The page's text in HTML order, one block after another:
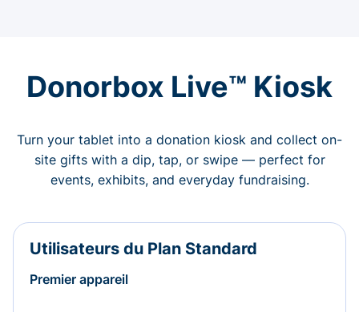
Donorbox Live™ Kiosk
Turn your tablet into a donation kiosk and collect on-
site gifts with a dip, tap, or swipe — perfect for
events, exhibits, and everyday fundraising.
Utilisateurs du Plan Standard
Premier appareil